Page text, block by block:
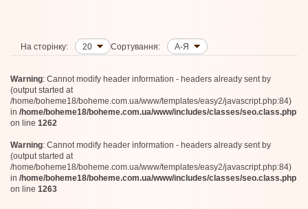
На сторінку: 20 Сортування: А-Я
Warning: Cannot modify header information - headers already sent by
(output started at
/home/boheme18/boheme.com.ua/www/templates/easy2/javascript.php:84)
in /home/boheme18/boheme.com.ua/www/includes/classes/seo.class.php
on line 1262
Warning: Cannot modify header information - headers already sent by
(output started at
/home/boheme18/boheme.com.ua/www/templates/easy2/javascript.php:84)
in /home/boheme18/boheme.com.ua/www/includes/classes/seo.class.php
on line 1263